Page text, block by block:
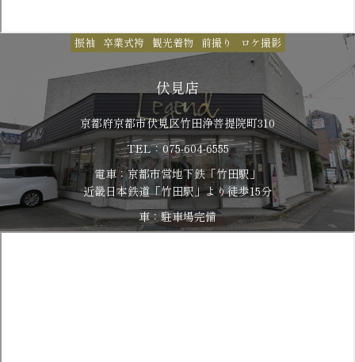
振袖 卒業式袴 観光着物 前撮り ロケ撮影
伏見店
京都府京都市伏見区竹田浄菩提院町310
TEL：075-604-6555
電車：京都市営地下鉄「竹田駅」
​​​​​​​近畿日本鉄道「竹田駅」より徒歩15分
車：駐車場完備